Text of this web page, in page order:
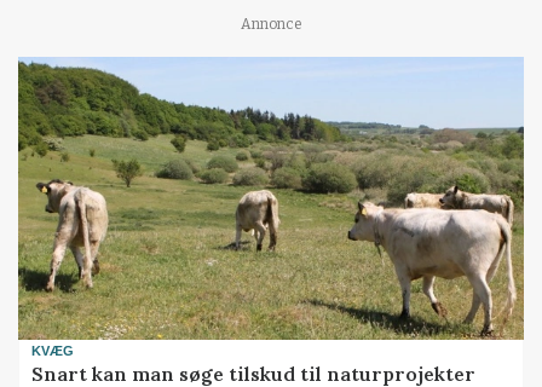
Annonce
KVÆG
Snart kan man søge tilskud til naturprojekter